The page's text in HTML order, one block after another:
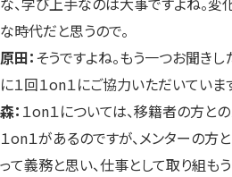
な時代だと思うので。
原田： そうですよね。もう一つお聞き
に１回１on１にご協力いただいていま
森： １on１については、移籍者の方と
１on１があるのですが、メンターの方
って義務と思い、仕事として取り組も